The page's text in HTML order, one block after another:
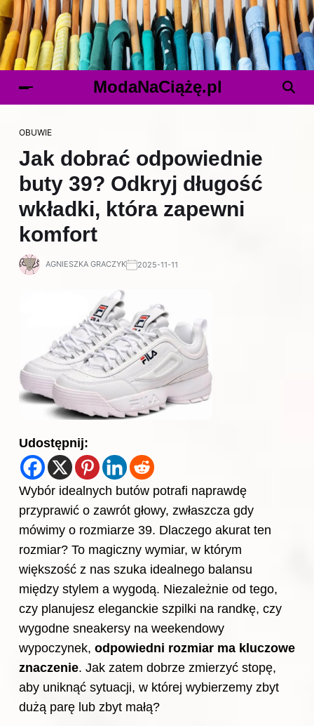
ModaNaCiążę.pl
OBUWIE
Jak dobrać odpowiednie
buty 39? Odkryj długość
wkładki, która zapewni
komfort
AGNIESZKA GRACZYK 2025-11-11
Udostępnij:
Wybór idealnych butów potrafi naprawdę
przyprawić o zawrót głowy, zwłaszcza gdy
mówimy o rozmiarze 39. Dlaczego akurat ten
rozmiar? To magiczny wymiar, w którym
większość z nas szuka idealnego balansu
między stylem a wygodą. Niezależnie od tego,
czy planujesz eleganckie szpilki na randkę, czy
wygodne sneakersy na weekendowy
wypoczynek, odpowiedni rozmiar ma kluczowe
znaczenie. Jak zatem dobrze zmierzyć stopę,
aby uniknąć sytuacji, w której wybierzemy zbyt
dużą parę lub zbyt małą?